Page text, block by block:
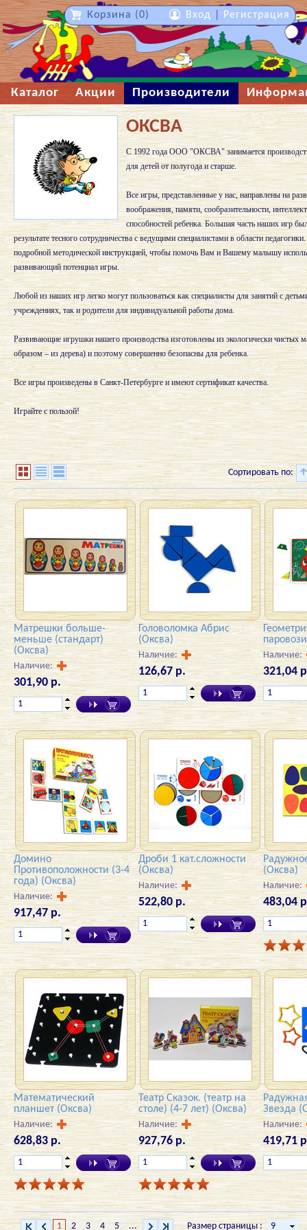
Каталог Акции Производители
ОКСВА
С 1992 года ООО "ОКСВА" занимается
для детей от полугода и старше.
Все игры, представленные у нас, направлены на
воображения, памяти, сообразительности,
способностей ребенка. Большая часть наших игр
результате тесного сотрудничества с ведущими специалистами в области
подробной методической инструкцией, чтобы помочь Вам и Вашему малышу
развивающий потенциал игры.
Любой из наших игр легко могут пользоваться как специалисты для занятий с
учреждениях, так и родители для индивидуальной работы дома.
Развивающие игрушки нашего производства изготовлены из экологически чистых
образом – из дерева) и поэтому совершенно безопасны для ребенка.
Все игры произведены в Санкт-Петербурге и имеют сертификат качества.
Играйте с пользой!
Сортировать по:
Матрешки больше-
меньше (стандарт)
(Оксва)
Наличие:
301,90 р.
Головоломка Абрис
(Оксва)
Наличие:
126,67 р.
Наличие:
321,04
Домино
Противоположности (3-4
года) (Оксва)
Наличие:
917,47 р.
Дроби 1 кат.сложности
(Оксва)
Наличие:
522,80 р.
(Оксва)
Наличие:
483,04
Математический
планшет (Оксва)
Наличие:
628,83 р.
Театр Сказок. (театр на
столе) (4-7 лет) (Оксва)
Наличие:
927,76 р.
Звезда
Наличие:
419,71
1 2 3 4 5 ...
Размер страницы :
Корзина (0) Вход Регистрация